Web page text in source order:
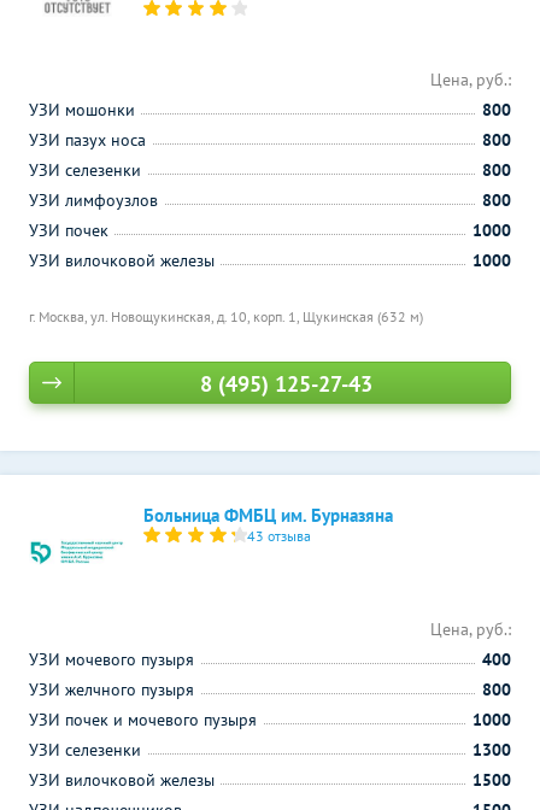
г. Москва, ул. Новощукинская, д. 10, корп. 1, Щукинская (632 м)
Цена, руб.:
УЗИ мошонки
800
УЗИ пазух носа
800
УЗИ селезенки
800
УЗИ лимфоузлов
800
УЗИ почек
1000
УЗИ вилочковой железы
1000
8 (495) 125-27-43
Больница ФМБЦ им. Бурназяна
43 отзыва
Цена, руб.:
УЗИ мочевого пузыря
400
УЗИ желчного пузыря
800
УЗИ почек и мочевого пузыря
1000
УЗИ селезенки
1300
УЗИ вилочковой железы
1500